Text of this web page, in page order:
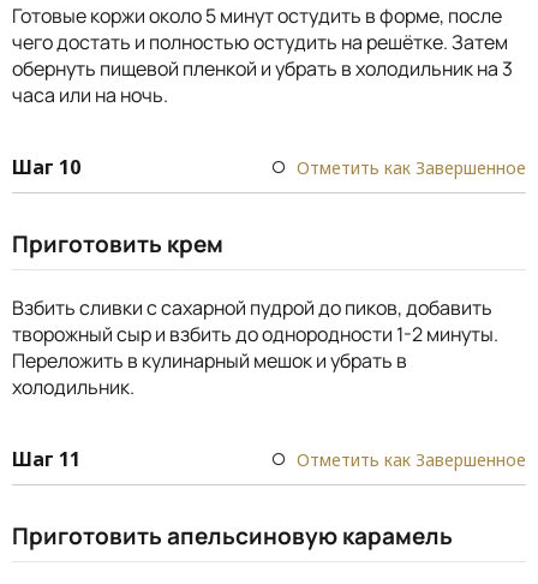
Готовые коржи около 5 минут остудить в форме, после
чего достать и полностью остудить на решётке. Затем
обернуть пищевой пленкой и убрать в холодильник на 3
часа или на ночь.
Шаг 10 Отметить как Завершенное
Приготовить крем
Взбить сливки с сахарной пудрой до пиков, добавить
творожный сыр и взбить до однородности 1-2 минуты.
Переложить в кулинарный мешок и убрать в
холодильник.
Шаг 11 Отметить как Завершенное
Приготовить апельсиновую карамель